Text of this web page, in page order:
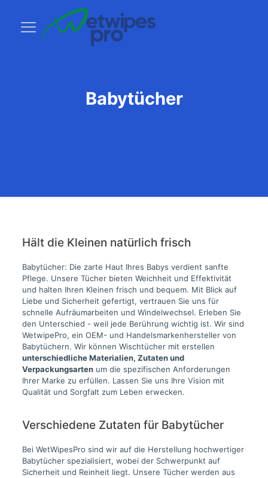
Babytücher
Hält die Kleinen natürlich frisch
Babytücher: Die zarte Haut Ihres Babys verdient sanfte
Pflege. Unsere Tücher bieten Weichheit und Effektivität
und halten Ihren Kleinen frisch und bequem. Mit Blick auf
Liebe und Sicherheit gefertigt, vertrauen Sie uns für
schnelle Aufräumarbeiten und Windelwechsel. Erleben Sie
den Unterschied - weil jede Berührung wichtig ist. Wir sind
WetwipePro, ein OEM- und Handelsmarkenhersteller von
Babytüchern. Wir können Wischtücher mit erstellen
unterschiedliche Materialien, Zutaten und
Verpackungsarten um die spezifischen Anforderungen
Ihrer Marke zu erfüllen. Lassen Sie uns Ihre Vision mit
Qualität und Sorgfalt zum Leben erwecken.
Verschiedene Zutaten für Babytücher
Bei WetWipesPro sind wir auf die Herstellung hochwertiger
Babytücher spezialisiert, wobei der Schwerpunkt auf
Sicherheit und Reinheit liegt. Unsere Tücher werden aus